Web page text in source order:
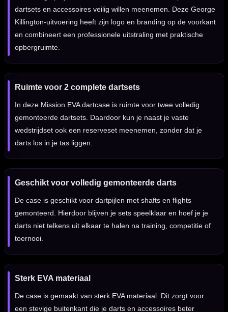
dartsets en accessoires veilig willen meenemen. Deze George
Killington-uitvoering heeft zijn logo en branding op de voorkant
en combineert een professionele uitstraling met praktische
opbergruimte.
Ruimte voor 2 complete dartsets
In deze Mission EVA dartcase is ruimte voor twee volledig
gemonteerde dartsets. Daardoor kun je naast je vaste
wedstrijdset ook een reserveset meenemen, zonder dat je
darts los in je tas liggen.
Geschikt voor volledig gemonteerde darts
De case is geschikt voor dartpijlen met shafts en flights
gemonteerd. Hierdoor blijven je sets speelklaar en hoef je je
darts niet telkens uit elkaar te halen na training, competitie of
toernooi.
Sterk EVA materiaal
De case is gemaakt van sterk EVA materiaal. Dit zorgt voor
een stevige buitenkant die je darts en accessoires beter